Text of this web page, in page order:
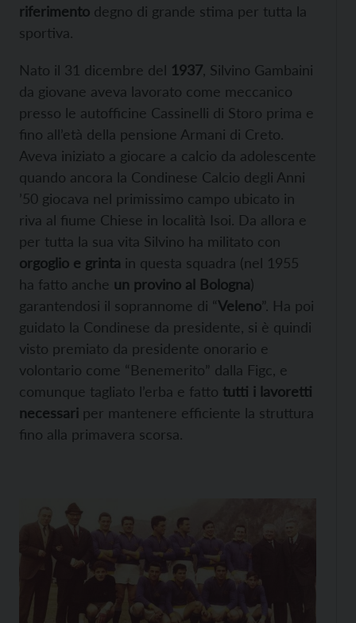
riferimento degno di grande stima per tutta la
sportiva.
Nato il 31 dicembre del 1937 , Silvino Gambaini
da giovane aveva lavorato come meccanico
presso le autofficine Cassinelli di Storo prima e
fino all’età della pensione Armani di Creto.
Aveva iniziato a giocare a calcio da adolescente
quando ancora la Condinese Calcio degli Anni
’50 giocava nel primissimo campo ubicato in
riva al fiume Chiese in località Isoi. Da allora e
per tutta la sua vita Silvino ha militato con
orgoglio e grinta in questa squadra (nel 1955
ha fatto anche un provino al Bologna)
garantendosi il soprannome di “Veleno”. Ha poi
guidato la Condinese da presidente, si è quindi
visto premiato da presidente onorario e
volontario come “Benemerito” dalla Figc, e
comunque tagliato l’erba e fatto tutti i lavoretti
necessari per mantenere efficiente la struttura
fino alla primavera scorsa.